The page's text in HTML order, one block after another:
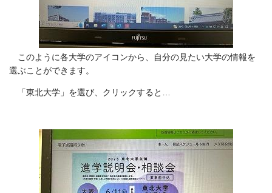
このように各大学のアイコンから、自分の見たい大学の情報を
選ぶことができます。
「東北大学」を選び、クリックすると…